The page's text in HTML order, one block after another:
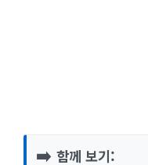
➡️ 함께 보기: